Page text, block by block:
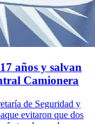
años y salvan
Camionera
de Seguridad y
evitaron que dos